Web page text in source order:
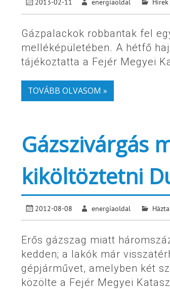
Gázpalackok robbantak fel
melléképületében. A hétfő
tájékoztatta a Fejér Megyei
TOVÁBB OLVASOM »
Gázszivárgás
kiköltöztetni
2012-08-08 energiaoldal
Erős gázszag miatt
kedden; a lakók már
gépjárművet, amelyben két
közölte a Fejér Megyei